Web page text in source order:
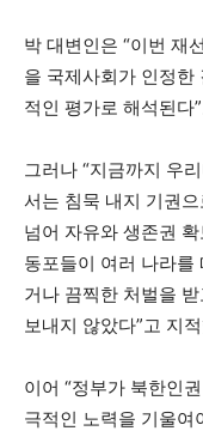
박 대변인은 “이번 재
을 국제사회가 인정한
적인 평가로 해석된다
그러나 “지금까지 우
서는 침묵 내지 기권
넘어 자유와 생존권
동포들이 여러 나라를
거나 끔찍한 처벌을
보내지 않았다”고 지
이어 “정부가 북한인
극적인 노력을 기울여